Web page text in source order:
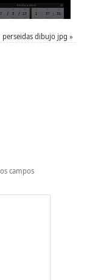
perseidas dibujo jpg »
campos